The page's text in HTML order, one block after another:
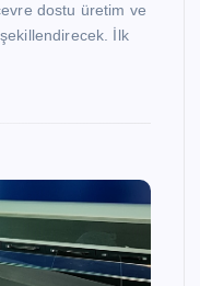
dostu üretim ve
İlk